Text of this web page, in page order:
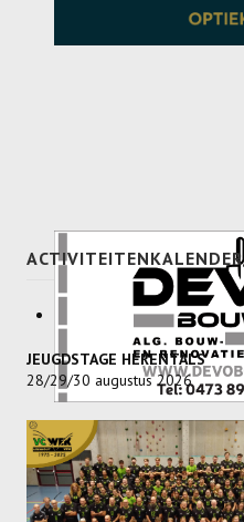
ACTIVITEITENKALENDER
JEUGDSTAGE HERENTALS
28/29/30 augustus 2026